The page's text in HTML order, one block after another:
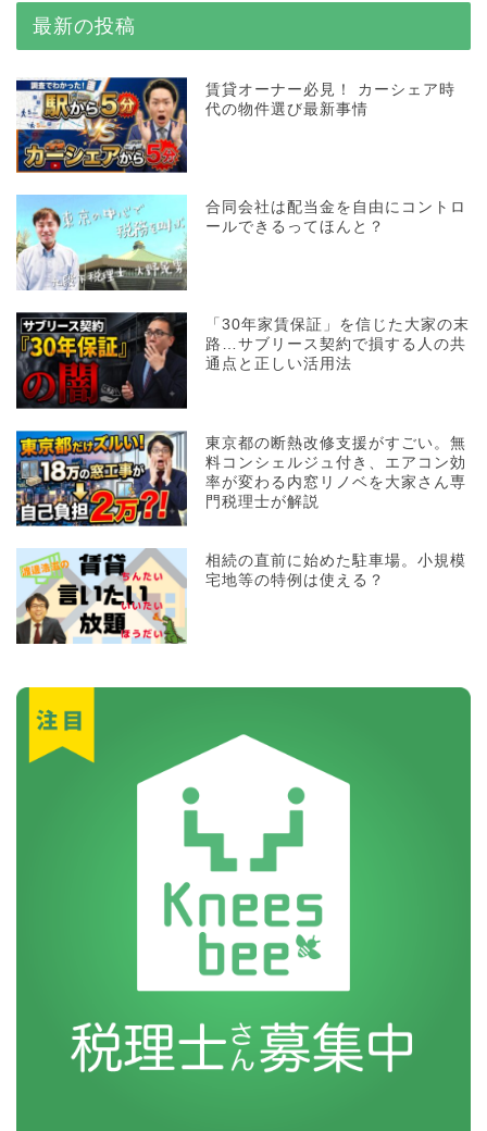
最新の投稿
賃貸オーナー必見！ カーシェア時
代の物件選び最新事情
合同会社は配当金を自由にコントロ
ールできるってほんと？
「30年家賃保証」を信じた大家の末
路…サブリース契約で損する人の共
通点と正しい活用法
東京都の断熱改修支援がすごい。無
料コンシェルジュ付き、エアコン効
率が変わる内窓リノベを大家さん専
門税理士が解説
相続の直前に始めた駐車場。小規模
宅地等の特例は使える？